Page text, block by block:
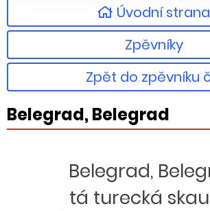
Úvodní strana
Zpěvníky
Zpět do zpěvníku
Belegrad, Belegrad
Belegrad,
tá turecká